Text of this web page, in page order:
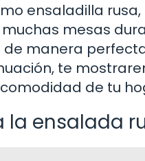
ensaladilla
mesas
manera
te
de tu
la ensalada